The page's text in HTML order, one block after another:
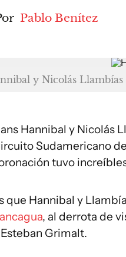
Pablo Benítez
y Nicolás Llambías
Hannibal y Nicolás
Sudamericano de
tuvo
que Hannibal y
, al derrota de
Grimalt.